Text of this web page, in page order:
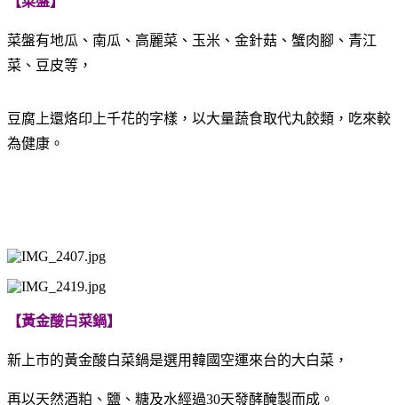
菜盤有地瓜、南瓜、高麗菜、玉米、金針菇、蟹肉腳、青江
菜、豆皮等，
豆腐上還烙印上千花的字樣，以大量蔬食取代丸餃類，吃來較
為健康。
【黃金酸白菜鍋】
新上市的黃金酸白菜鍋是選用韓國空運來台的大白菜，
再以天然酒粕、鹽、糖及水經過30天發酵醃製而成。